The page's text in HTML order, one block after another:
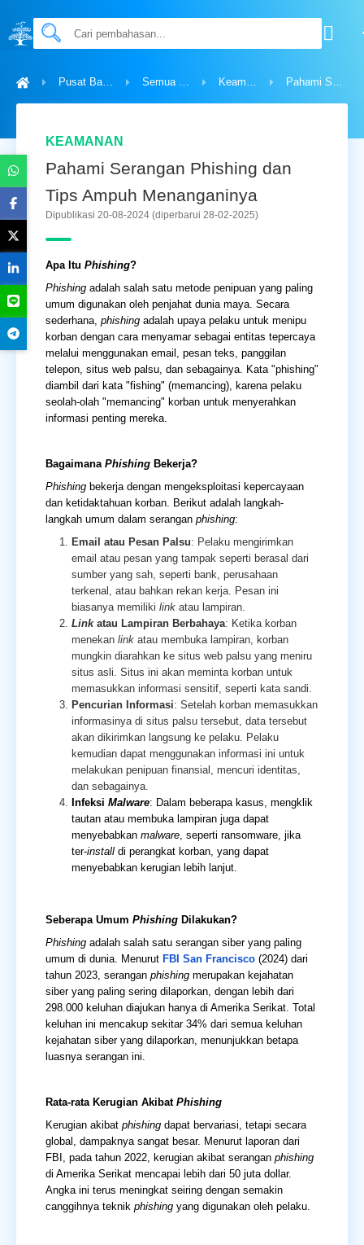
Pusat Bantuan Semua Topik Keamanan Pahami Serangan Phishing dan Tips Ampuh Menanganinya
KEAMANAN
Pahami Serangan Phishing dan
Tips Ampuh Menanganinya
Dipublikasi 20-08-2024 (diperbarui 28-02-2025)
Apa Itu Phishing?
Phishing adalah salah satu metode penipuan yang paling
umum digunakan oleh penjahat dunia maya. Secara
sederhana, phishing adalah upaya pelaku untuk menipu
korban dengan cara menyamar sebagai entitas tepercaya
melalui menggunakan email, pesan teks, panggilan
telepon, situs web palsu, dan sebagainya. Kata "phishing"
diambil dari kata "fishing" (memancing), karena pelaku
seolah-olah "memancing" korban untuk menyerahkan
informasi penting mereka.
Bagaimana Phishing Bekerja?
Phishing bekerja dengan mengeksploitasi kepercayaan
dan ketidaktahuan korban. Berikut adalah langkah-
langkah umum dalam serangan phishing:
Email atau Pesan Palsu: Pelaku mengirimkan
email atau pesan yang tampak seperti berasal dari
sumber yang sah, seperti bank, perusahaan
terkenal, atau bahkan rekan kerja. Pesan ini
biasanya memiliki link atau lampiran.
Linkatau Lampiran Berbahaya: Ketika korban
menekan link atau membuka lampiran, korban
mungkin diarahkan ke situs web palsu yang meniru
situs asli. Situs ini akan meminta korban untuk
memasukkan informasi sensitif, seperti kata sandi.
Pencurian Informasi: Setelah korban memasukkan
informasinya di situs palsu tersebut, data tersebut
akan dikirimkan langsung ke pelaku. Pelaku
kemudian dapat menggunakan informasi ini untuk
melakukan penipuan finansial, mencuri identitas,
dan sebagainya.
Infeksi Malware: Dalam beberapa kasus, mengklik
tautan atau membuka lampiran juga dapat
menyebabkan malware, seperti ransomware, jika
ter-install di perangkat korban, yang dapat
menyebabkan kerugian lebih lanjut.
Seberapa Umum Phishing Dilakukan?
Phishing adalah salah satu serangan siber yang paling
umum di dunia. Menurut FBI San Francisco (2024) dari
tahun 2023, serangan phishing merupakan kejahatan
siber yang paling sering dilaporkan, dengan lebih dari
298.000 keluhan diajukan hanya di Amerika Serikat. Total
keluhan ini mencakup sekitar 34% dari semua keluhan
kejahatan siber yang dilaporkan, menunjukkan betapa
luasnya serangan ini.
Rata-rata Kerugian Akibat Phishing
Kerugian akibat phishing dapat bervariasi, tetapi secara
global, dampaknya sangat besar. Menurut laporan dari
FBI, pada tahun 2022, kerugian akibat serangan phishing
di Amerika Serikat mencapai lebih dari 50 juta dollar.
Angka ini terus meningkat seiring dengan semakin
canggihnya teknik phishing yang digunakan oleh pelaku.